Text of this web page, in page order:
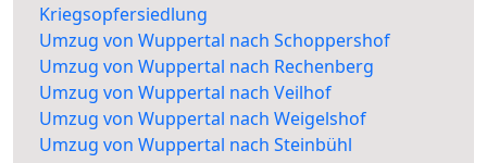
Kriegsopfersiedlung
Umzug von Wuppertal nach Schoppershof
Umzug von Wuppertal nach Rechenberg
Umzug von Wuppertal nach Veilhof
Umzug von Wuppertal nach Weigelshof
Umzug von Wuppertal nach Steinbühl